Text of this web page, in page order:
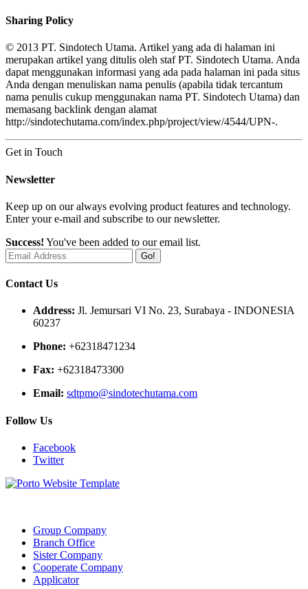
Sharing Policy
© 2013 PT. Sindotech Utama. Artikel yang ada di halaman ini
merupakan artikel yang ditulis oleh staf PT. Sindotech Utama. Anda
dapat menggunakan informasi yang ada pada halaman ini pada situs
Anda dengan menuliskan nama penulis (apabila tidak tercantum
nama penulis cukup menggunakan nama PT. Sindotech Utama) dan
memasang backlink dengan alamat
http://sindotechutama.com/index.php/project/view/4544/UPN-.
Get in Touch
Newsletter
Keep up on our always evolving product features and technology.
Enter your e-mail and subscribe to our newsletter.
Success! You've been added to our email list.
Go!
Contact Us
Address: Jl. Jemursari VI No. 23, Surabaya - INDONESIA
60237
Phone: +62318471234
Fax: +62318473300
Email: sdtpmo@sindotechutama.com
Follow Us
Facebook
Twitter
Group Company
Branch Office
Sister Company
Cooperate Company
Applicator